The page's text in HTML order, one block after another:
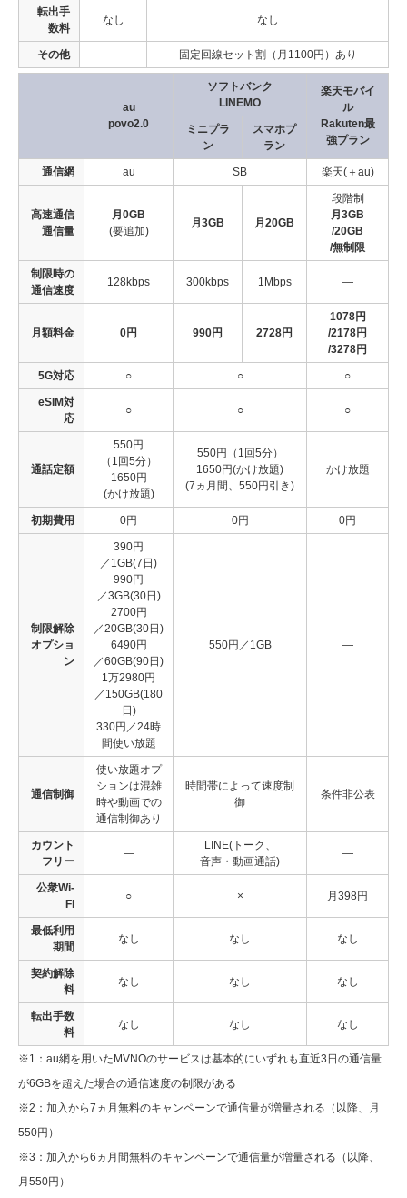
転出手
数料
なし なし
その他 固定回線セット割（月1100円）あり
au
povo2.0
ソフトバンク
LINEMO
楽天モバイ
ル
Rakuten最
強プラン
ミニプラ
ン
スマホプ
ラン
通信網 au SB 楽天(＋au)
高速通信
通信量
月0GB
(要追加)
月3GB 月20GB
段階制
月3GB
/20GB
/無制限
制限時の
通信速度
128kbps 300kbps 1Mbps ―
月額料金 0円 990円 2728円
1078円
/2178円
/3278円
5G対応 ○ ○ ○
eSIM対
応
○ ○ ○
通話定額
550円
（1回5分）
1650円
(かけ放題)
550円（1回5分）
1650円(かけ放題)
(7ヵ月間、550円引き)
かけ放題
初期費用 0円 0円 0円
制限解除
オプショ
ン
390円
／1GB(7日)
990円
／3GB(30日)
2700円
／20GB(30日)
6490円
／60GB(90日)
1万2980円
／150GB(180
日)
330円／24時
間使い放題
550円／1GB ―
通信制御
使い放題オプ
ションは混雑
時や動画での
通信制御あり
時間帯によって速度制
御
条件非公表
カウント
フリー
―
LINE(トーク、
音声・動画通話)
―
公衆Wi-
Fi
○ × 月398円
最低利用
期間
なし なし なし
契約解除
料
なし なし なし
転出手数
料
なし なし なし
※1：au網を用いたMVNOのサービスは基本的にいずれも直近3日の通信量
が6GBを超えた場合の通信速度の制限がある
※2：加入から7ヵ月無料のキャンペーンで通信量が増量される（以降、月
550円）
※3：加入から6ヵ月間無料のキャンペーンで通信量が増量される（以降、
月550円）